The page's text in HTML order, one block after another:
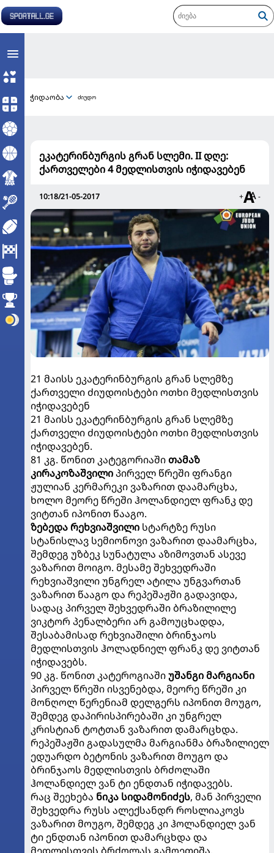
ჭიდაობა ძიუდო
ეკატერინბურგის გრან სლემი. II დღე:
ქართველები 4 მედლისთვის იჭიდავებენ
10:18/21-05-2017 + -
21 მაისს ეკატერინბურგის გრან სლემზე
ქართველი ძიუდოისტები ოთხი მედლისთვის
იჭიდავებენ
21 მაისს ეკატერინბურგის გრან სლემზე
ქართველი ძიუდოისტები ოთხი მედლისთვის
იჭიდავებენ.
81 კგ. წონით კატეგორიაშითამაზ
კირაკოზაშვილიპირველ წრეში ფრანგი
ჟულიან კერმარეკი ვაზარით დაამარცხა,
ხოლო მეორე წრეში ჰოლანდიელ ფრანკ დე
ვიტთან იპონით წააგო.
ზებედა რეხვიაშვილი სტარტზე რუსი
სტანისლავ სემიონოვი ვაზარით დაამარცხა,
შემდეგ უზბეკ სუნატულა აზიმოვთან ასევე
ვაზარით მოიგო. მესამე შეხვედრაში
რეხვიაშვილი უნგრელ ატილა უნგვართან
ვაზარით წააგო და რეპეშაჟში გადავიდა,
სადაც პირველ შეხვედრაში ბრაზილილე
ვიკტორ პენალბერი არ გამოუცხადდა,
შესაბამისად რეხვიაშილი ბრინჯაოს
მედლისთვის ჰოლადნიელ ფრანკ დე ვიტთან
იჭიდავებს.
90 კგ. წონით კატეროგიაშიუშანგი მარგიანი
პირველ წრეში ისვენებდა, მეორე წრეში კი
მონღოლ წერენიამ დელგერს იპონით მოუგო,
შემდეგ დაპირისპირებაში კი უნგრელ
კრისტიან ტოტთან ვაზარით დამარცხდა.
რეპეშაჟში გადასულმა მარგიანმა ბრაზილიელ
ედუარდო ბეტონის ვაზარით მოუგო და
ბრინჯაოს მედლისთვის ბრძოლაში
ჰოლანდიელ ვან ტი ენდთან იჭიდავებს.
რაც შეეხება ნიკა სიდამონიძეს, მან პირველი
შეხვედრა რუსს ალექსანდრ როსლიაკოვს
ვაზარით მოუგო, შემდეგ კი ჰოლანდიელ ვან
ტი ენდთან იპონით დამარცხდა და